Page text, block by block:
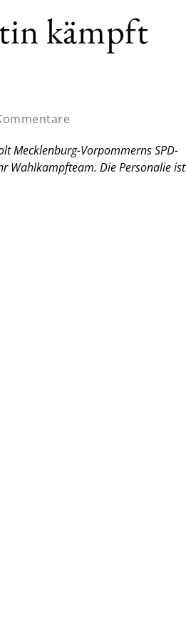
kämpft
Mecklenburg-Vorpommerns SPD-
Wahlkampfteam. Die Personalie ist